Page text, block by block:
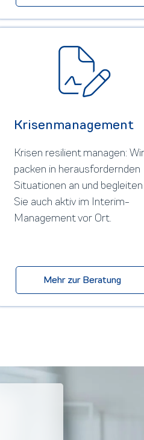
Krisenmanagement
Krisen resilient managen: Wir
packen in herausfordernden
Situationen an und begleiten
Sie auch aktiv im Interim-
Management vor Ort.
Mehr zur Beratung